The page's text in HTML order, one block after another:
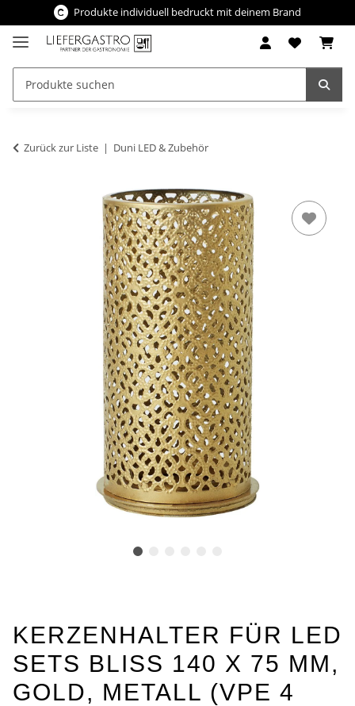
Produkte individuell bedruckt mit deinem Brand
Zurück zur Liste Duni LED & Zubehör
KERZENHALTER FÜR LED
SETS BLISS 140 X 75 MM,
GOLD, METALL (VPE 4